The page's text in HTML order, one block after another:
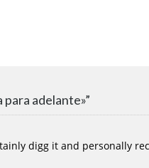
adelante»”
digg it and personally